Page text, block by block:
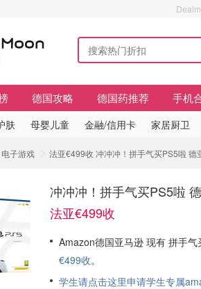
德国攻略 德国药推荐 手机
肤 母婴儿童 金融/信用卡 家居厨卫
电子游戏 法亚€499收 冲冲冲！拼手气买PS5啦
冲冲冲！拼手气买PS5啦
法亚€499收
Amazon德国亚马逊 现有 拼手气
€499收。
学生请点击这里申请学生专属